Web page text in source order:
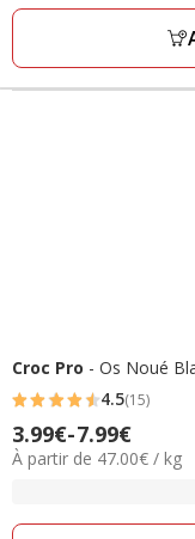
17
Kg
Croc Pro - Os Noué
4.5
étoiles
avec
avis
4.5(15)
Prix
de
3.99€-7.99€
47.00€
À partir de 47.00€ / kg